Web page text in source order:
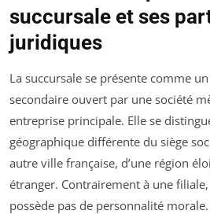
succursale et ses
juridiques
La succursale se présente comme
secondaire ouvert par une société
entreprise principale. Elle se
géographique différente du siège
autre ville française, d’une région
étranger. Contrairement à une
possède pas de personnalité